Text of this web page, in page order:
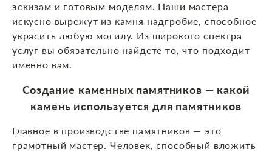
эскизам и готовым моделям. Наши мастера
искусно вырежут из камня надгробие, способное
украсить любую могилу. Из широкого спектра
услуг вы обязательно найдете то, что подходит
именно вам.
Создание каменных памятников — какой
камень используется для памятников
Главное в производстве памятников — это
грамотный мастер. Человек, способный вложить